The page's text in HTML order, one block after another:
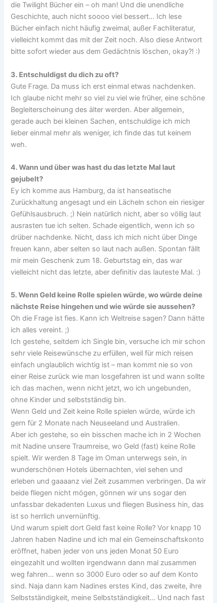
die Twilight Bücher ein – oh man! Und die unendliche
Geschichte, auch nicht soooo viel bessert… Ich lese
Bücher einfach nicht häufig zweimal, außer Fachliteratur,
vielleicht kommt das mit der Zeit noch. Also diese Antwort
bitte sofort wieder aus dem Gedächtnis löschen, okay?! :)
3. Entschuldigst du dich zu oft?
Gute Frage. Da muss ich erst einmal etwas nachdenken.
Ich glaube nicht mehr so viel zu viel wie früher, eine schöne
Begleiterscheinung des älter werden. Aber allgemein,
gerade auch bei kleinen Sachen, entschuldige ich mich
lieber einmal mehr als weniger, ich finde das tut keinem
weh.
4. Wann und über was hast du das letzte Mal laut
gejubelt?
Ey ich komme aus Hamburg, da ist hanseatische
Zurückhaltung angesagt und ein Lächeln schon ein riesiger
Gefühlsausbruch. ;) Nein natürlich nicht, aber so völlig laut
ausrasten tue ich selten. Schade eigentlich, wenn ich so
drüber nachdenke. Nicht, dass ich mich nicht über Dinge
freuen kann, aber selten so laut nach außen. Spontan fällt
mir mein Geschenk zum 18. Geburtstag ein, das war
vielleicht nicht das letzte, aber definitiv das lauteste Mal. :)
5. Wenn Geld keine Rolle spielen würde, wo würde deine
nächste Reise hingehen und wie würde sie aussehen?
Oh die Frage ist fies. Kann ich Weltreise sagen? Dann hätte
ich alles vereint. ;)
Ich gestehe, seitdem ich Single bin, versuche ich mir schon
sehr viele Reisewünsche zu erfüllen, weil für mich reisen
einfach unglaublich wichtig ist – man kommt nie so von
einer Reise zurück wie man losgefahren ist und wann sollte
ich das machen, wenn nicht jetzt, wo ich ungebunden,
ohne Kinder und selbstständig bin.
Wenn Geld und Zeit keine Rolle spielen würde, würde ich
gern für 2 Monate nach Neuseeland und Australien.
Aber ich gestehe, so ein bisschen mache ich in 2 Wochen
mit Nadine unsere Traumreise, wo Geld (fast) keine Rolle
spielt. Wir werden 8 Tage im Oman unterwegs sein, in
wunderschönen Hotels übernachten, viel sehen und
erleben und gaaaanz viel Zeit zusammen verbringen. Da wir
beide fliegen nicht mögen, gönnen wir uns sogar den
unfassbar dekadenten Luxus und fliegen Business hin, das
ist so herrlich unvernünftig.
Und warum spielt dort Geld fast keine Rolle? Vor knapp 10
Jahren haben Nadine und ich mal ein Gemeinschaftskonto
eröffnet, haben jeder von uns jeden Monat 50 Euro
eingezahlt und wollten irgendwann dann mal zusammen
weg fahren… wenn so 3000 Euro oder so auf dem Konto
sind. Naja dann kam Nadines erstes Kind, das zweite, ihre
Selbstständigkeit, meine Selbstständigkeit… Und nach fast